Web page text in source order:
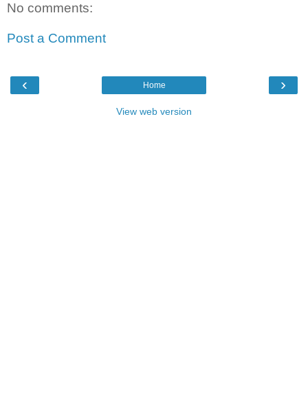
No comments:
Post a Comment
‹ ›
Home
View web version